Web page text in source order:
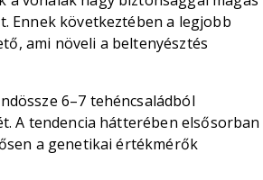
Ennek következtében a legjobb
ami növeli a beltenyésztés
6–7 tehéncsaládból
A tendencia hátterében elsősorban
a genetikai értékmérők